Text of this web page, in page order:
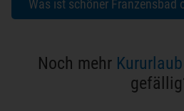
Was ist schöner Franzensbad
Noch mehr